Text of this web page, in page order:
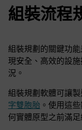
組裝流程
組裝規劃的關鍵功
現安全、高效的設
況。
組裝規劃軟體可讓
字雙胞胎 。使用這
何實體原型之前滿